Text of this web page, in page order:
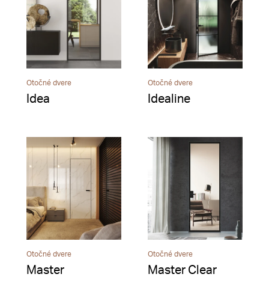
Otočné dvere
Idea
Otočné dvere
Idealine
Otočné dvere
Master
Otočné dvere
Master Clear